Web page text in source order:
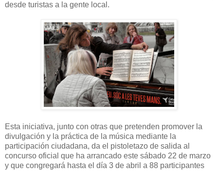
desde turistas a la gente local.
Esta iniciativa, junto con otras que pretenden promover la
divulgación y la práctica de la música mediante la
participación ciudadana, da el pistoletazo de salida al
concurso oficial que ha arrancado este sábado 22 de marzo
y que congregará hasta el día 3 de abril a 88 participantes